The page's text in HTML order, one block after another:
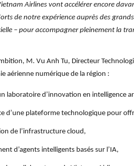
Airlines vont accélérer encore
de notre expérience auprès des
– pour accompagner pleinement la
M. Vu Anh Tu, Directeur
aérienne numérique de la région :
laboratoire d’innovation en intelligence
d’une plateforme technologique pour
de l’infrastructure cloud,
d’agents intelligents basés sur l’IA,